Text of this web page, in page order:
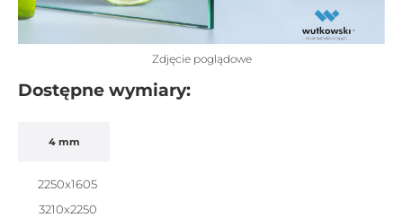
Zdjęcie poglądowe
Dostępne wymiary:
4 mm
2250x1605
3210x2250